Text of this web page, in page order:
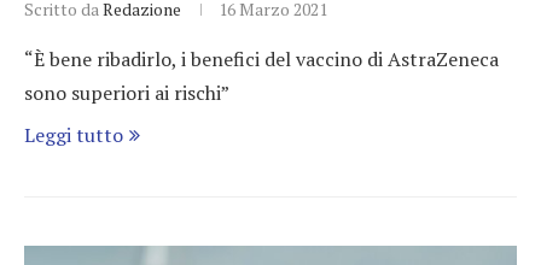
Scritto da Redazione 16 Marzo 2021
“È bene ribadirlo, i benefici del vaccino di AstraZeneca
sono superiori ai rischi”
Leggi tutto